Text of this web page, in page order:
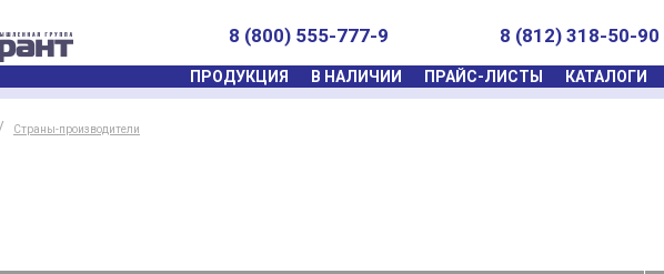
8 (812) 318-50-90
8 (800) 555-777-9
ПРОДУКЦИЯ В НАЛИЧИИ ПРАЙС-ЛИСТЫ КАТАЛОГИ
Страны-производители